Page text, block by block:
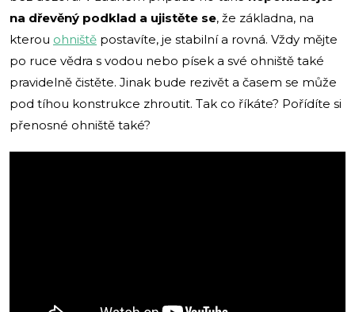
na dřevěný podklad a ujistěte se, že základna, na
kterou ohniště postavíte, je stabilní a rovná. Vždy mějte
po ruce vědra s vodou nebo písek a své ohniště také
pravidelně čistěte. Jinak bude rezivět a časem se může
pod tíhou konstrukce zhroutit. Tak co říkáte? Pořídíte si
přenosné ohniště také?